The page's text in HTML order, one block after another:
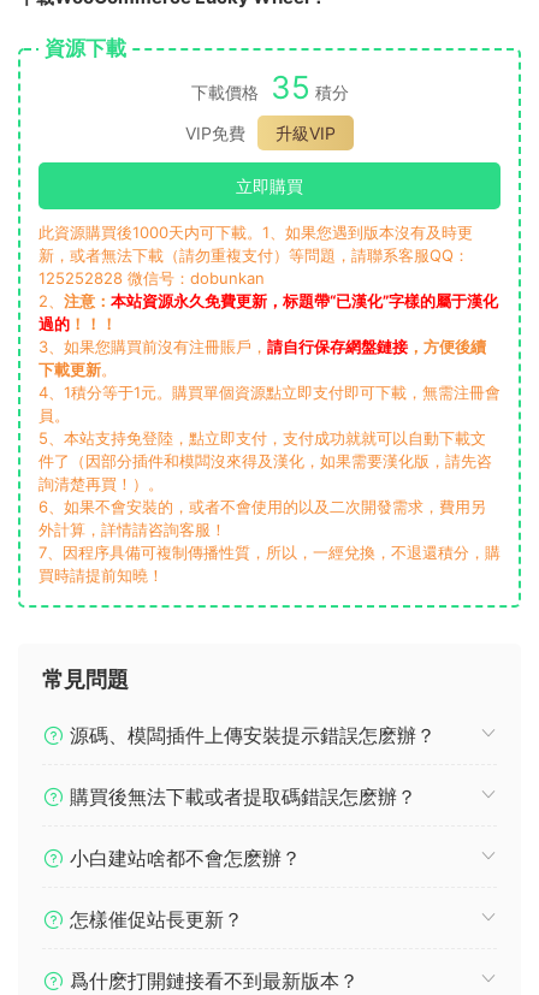
資源下載
下載價格 35 積分
VIP免費
升級VIP
立即購買
此資源購買後1000天内可下載。1、如果您遇到版本沒有及時更
新，或者無法下載（請勿重複支付）等問題，請聯系客服QQ：
125252828 微信号：dobunkan
2、 注意： 本站資源永久免費更新，标題帶“已漢化”字樣的屬于漢化
過的 ！！！
3、如果您購買前沒有注冊賬戶， 請自行保存網盤鏈接 ，方便後續
下載更新。
4、1積分等于1元。購買單個資源點立即支付即可下載，無需注冊會
員。
5、本站支持免登陸，點立即支付，支付成功就就可以自動下載文
件了（因部分插件和模闆沒來得及漢化，如果需要漢化版，請先咨
詢清楚再買！）。
6、如果不會安裝的，或者不會使用的以及二次開發需求，費用另
外計算，詳情請咨詢客服！
7、因程序具備可複制傳播性質，所以，一經兌換，不退還積分，購
買時請提前知曉！
常見問題
源碼、模闆插件上傳安裝提示錯誤怎麽辦？
購買後無法下載或者提取碼錯誤怎麽辦？
小白建站啥都不會怎麽辦？
怎樣催促站長更新？
爲什麽打開鏈接看不到最新版本？